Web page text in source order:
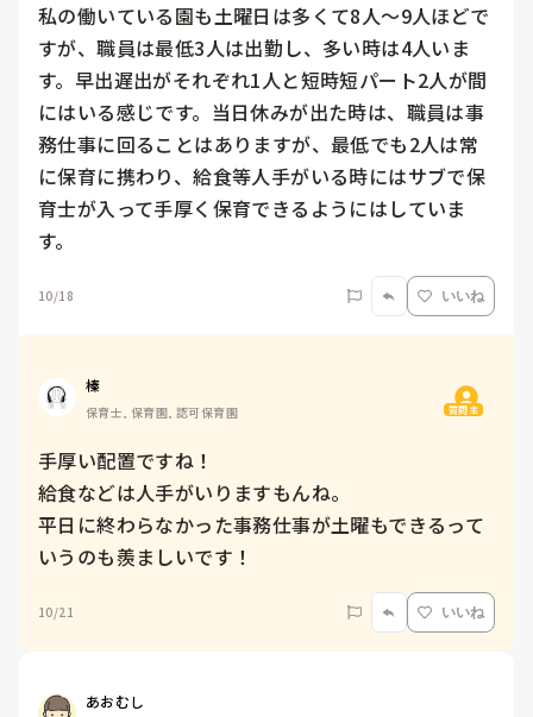
私の働いている園も土曜日は多くて8人〜9人ほどで
すが、職員は最低3人は出勤し、多い時は4人いま
す。早出遅出がそれぞれ1人と短時短パート2人が間
にはいる感じです。当日休みが出た時は、職員は事
務仕事に回ることはありますが、最低でも2人は常
に保育に携わり、給食等人手がいる時にはサブで保
育士が入って手厚く保育できるようにはしていま
す。
10/18 いいね
榛
保育士, 保育園, 認可保育園 質問主
手厚い配置ですね！
給食などは人手がいりますもんね。
平日に終わらなかった事務仕事が土曜もできるって
いうのも羨ましいです！
10/21 いいね
あおむし